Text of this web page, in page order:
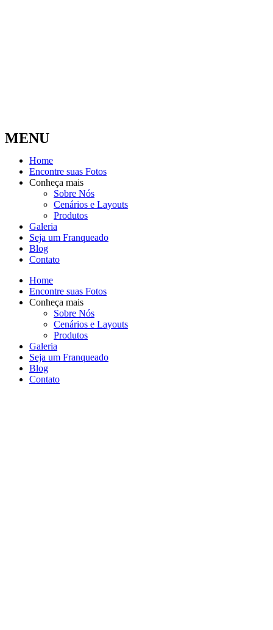
MENU
Home
Encontre suas Fotos
Conheça mais
Sobre Nós
Cenários e Layouts
Produtos
Galeria
Seja um Franqueado
Blog
Contato
Home
Encontre suas Fotos
Conheça mais
Sobre Nós
Cenários e Layouts
Produtos
Galeria
Seja um Franqueado
Blog
Contato